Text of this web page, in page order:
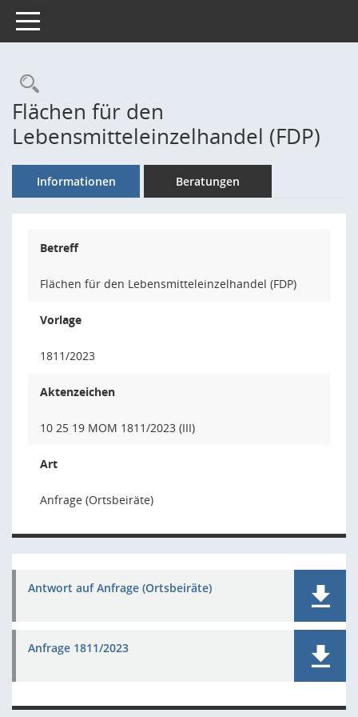
Toggle navigation
Rechercheauswahl
Flächen für den
Lebensmitteleinzelhandel (FDP)
Informationen Beratungen
Betreff
Flächen für den Lebensmitteleinzelhandel (FDP)
Vorlage
1811/2023
Aktenzeichen
10 25 19 MOM 1811/2023 (III)
Art
Anfrage (Ortsbeiräte)
Antwort auf Anfrage (Ortsbeiräte)
Anfrage 1811/2023